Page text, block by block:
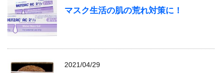
マスク生活の肌の荒れ対策に！
2021/04/29